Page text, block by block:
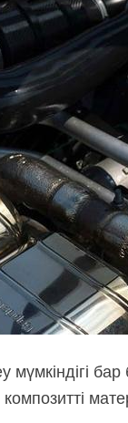
мүмкіндігі